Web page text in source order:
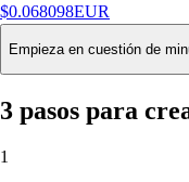
$0.068098EUR
-0.36%24H
Buy
Empieza en cuestión de
3 pasos para
1